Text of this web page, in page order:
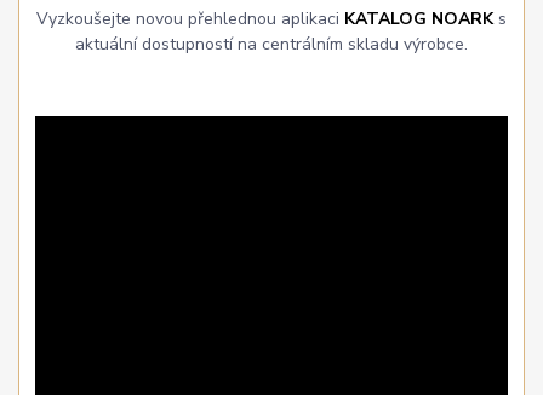
Vyzkoušejte novou přehlednou aplikaci KATALOG NOARKs
aktuální dostupností na centrálním skladu výrobce.